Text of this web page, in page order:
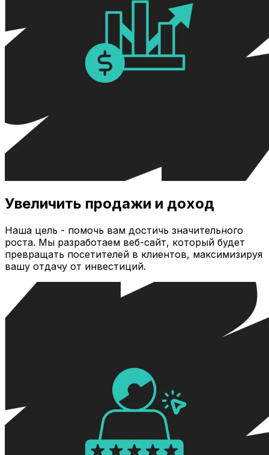
Увеличить продажи и доход
Наша цель - помочь вам достичь значительного
роста. Мы разработаем веб-сайт, который будет
превращать посетителей в клиентов, максимизируя
вашу отдачу от инвестиций.